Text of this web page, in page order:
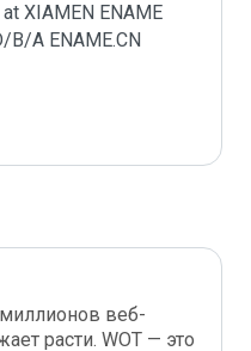
XIAMEN ENAME
B/A ENAME.CN
веб-
расти. WOT — это